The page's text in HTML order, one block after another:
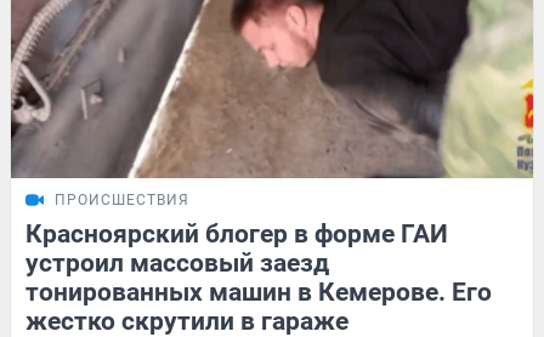
ПРОИСШЕСТВИЯ
Красноярский блогер в форме ГАИ
устроил массовый заезд
тонированных машин в Кемерове. Его
жестко скрутили в гараже